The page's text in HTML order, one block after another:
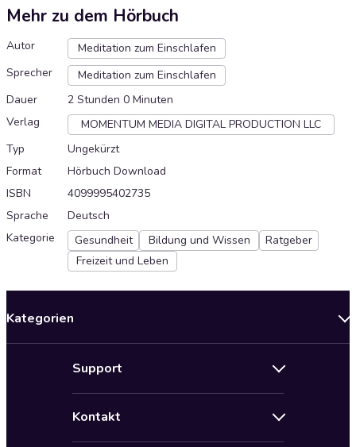
Mehr zu dem Hörbuch
Autor
Meditation zum Einschlafen
Sprecher
Meditation zum Einschlafen
Dauer
2 Stunden 0 Minuten
Verlag
MOMENTUM MEDIA DIGITAL PRODUCTION LLC
Typ
Ungekürzt
Format
Hörbuch Download
ISBN
4099995402735
Sprache
Deutsch
Kategorie
Gesundheit Bildung und Wissen
Ratgeber
Freizeit und Leben
Kategorien
Support
Kontakt